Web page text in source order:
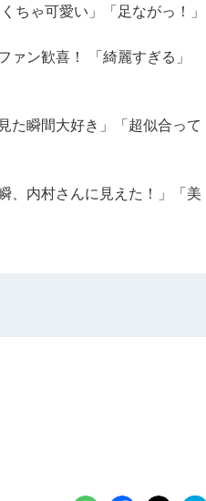
ちゃ可愛い」「足ながっ！」
ァン歓喜！ 「綺麗すぎる」
た瞬間大好き」「超似合って
、内村さんに見えた！」「美